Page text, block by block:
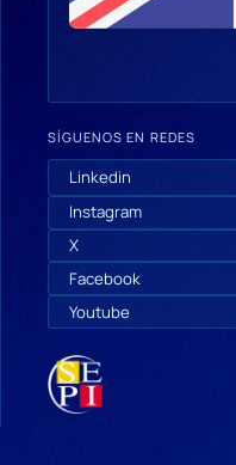
SÍGUENOS EN REDES
Linkedin
Instagram
X
Facebook
Youtube